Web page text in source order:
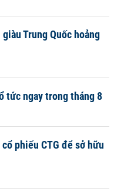
Trung Quốc hoảng
tức ngay trong tháng 8
phiếu CTG để sở hữu